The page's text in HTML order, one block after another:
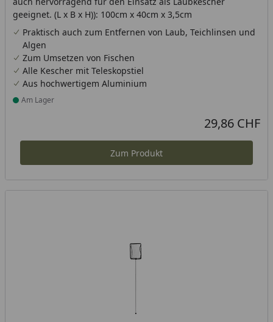
geeignet. (L x B x H)): 100cm x 40cm x 3,5cm
Praktisch auch zum Entfernen von Laub, Teichlinsen und
Algen
Zum Umsetzen von Fischen
Alle Kescher mit Teleskopstiel
Aus hochwertigem Aluminium
Produkt am Lager
Am Lager
Aktueller Preis
29,86 CHF
Zum Produkt